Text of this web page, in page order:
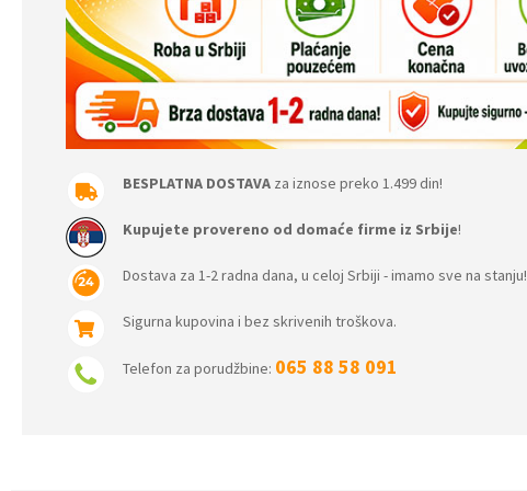
BESPLATNA DOSTAVA za iznose preko 1.499 din!
Kupujete provereno od domaće firme iz Srbije!
Dostava za 1-2 radna dana, u celoj Srbiji - imamo sve na stanju!
Sigurna kupovina i bez skrivenih troškova.
Telefon za porudžbine: 065 88 58 091